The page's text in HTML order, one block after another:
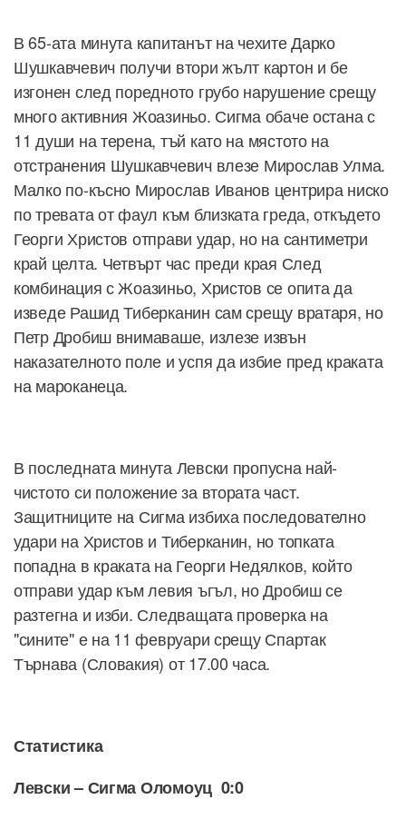
В 65-ата минута капитанът на чехите Дарко
Шушкавчевич получи втори жълт картон и бе
изгонен след поредното грубо нарушение срещу
много активния Жоазиньо. Сигма обаче остана с
11 души на терена, тъй като на мястото на
отстранения Шушкавчевич влезе Мирослав Улма.
Малко по-късно Мирослав Иванов центрира ниско
по тревата от фаул към близката греда, откъдето
Георги Христов отправи удар, но на сантиметри
край целта. Четвърт час преди края След
комбинация с Жоазиньо, Христов се опита да
изведе Рашид Тиберканин сам срещу вратаря, но
Петр Дробиш внимаваше, излезе извън
наказателното поле и успя да избие пред краката
на мароканеца.
В последната минута Левски пропусна най-
чистото си положение за втората част.
Защитниците на Сигма избиха последователно
удари на Христов и Тиберканин, но топката
попадна в краката на Георги Недялков, който
отправи удар към левия ъгъл, но Дробиш се
разтегна и изби. Следващата проверка на
"сините" е на 11 февруари срещу Спартак
Търнава (Словакия) от 17.00 часа.
Статистика
Левски – Сигма Оломоуц 0:0